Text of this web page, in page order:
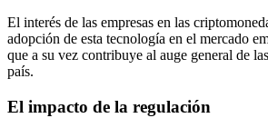
El interés de las empresas en las
adopción de esta tecnología en el mercado
que a su vez contribuye al auge general de
país.
El impacto de la regulación